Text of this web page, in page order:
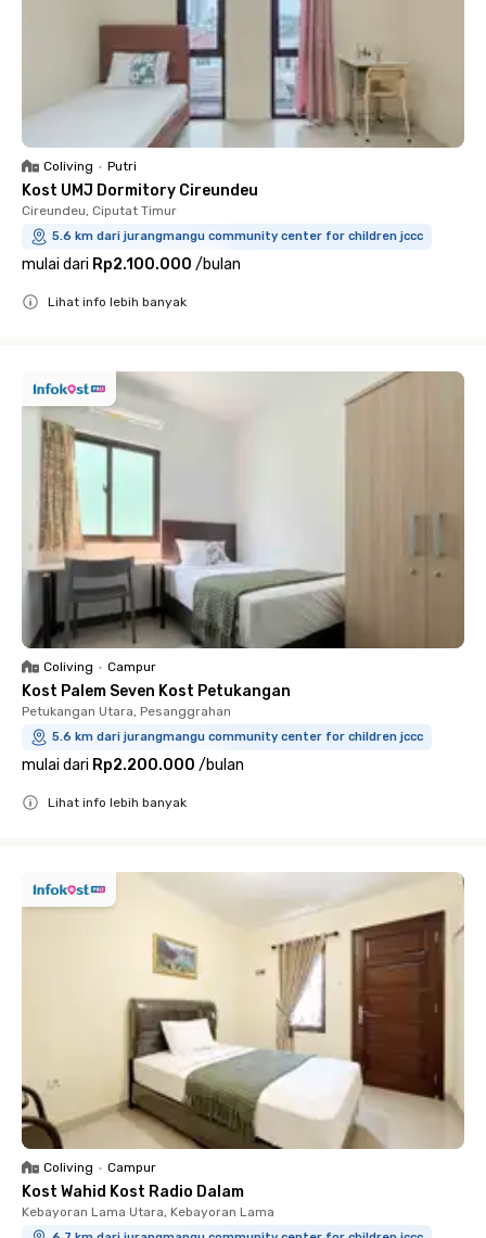
Coliving • Putri
Kost UMJ Dormitory Cireundeu
Cireundeu, Ciputat Timur
5.6 km dari jurangmangu community center for children jccc
mulai dari Rp2.100.000 /bulan
Lihat info lebih banyak
Coliving • Campur
Kost Palem Seven Kost Petukangan
Petukangan Utara, Pesanggrahan
5.6 km dari jurangmangu community center for children jccc
mulai dari Rp2.200.000 /bulan
Lihat info lebih banyak
Coliving • Campur
Kost Wahid Kost Radio Dalam
Kebayoran Lama Utara, Kebayoran Lama